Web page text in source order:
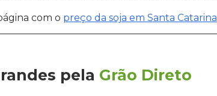
com o preço da soja em Santa Catarina
pela Grão Direto